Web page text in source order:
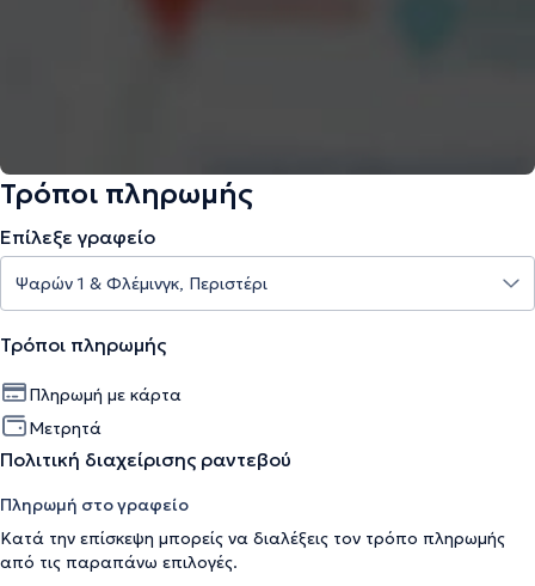
Τρόποι πληρωμής
Επίλεξε γραφείο
Τρόποι πληρωμής
Πληρωμή με κάρτα
Μετρητά
Πολιτική διαχείρισης ραντεβού
Πληρωμή στο γραφείο
Κατά την επίσκεψη μπορείς να διαλέξεις τον τρόπο πληρωμής
από τις παραπάνω επιλογές.